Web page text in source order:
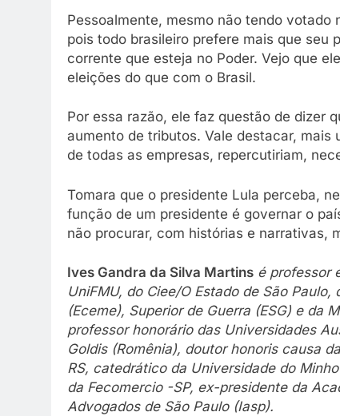
Pessoalmente, mesmo não tendo
pois todo brasileiro prefere mais que seu
corrente que esteja no Poder. Vejo que
eleições do que com o Brasil.
Por essa razão, ele faz questão de dizer
aumento de tributos. Vale destacar,
de todas as empresas, repercutiriam,
Tomara que o presidente Lula perceba,
função de um presidente é governar o
não procurar, com histórias e narrativas,
Ives Gandra da Silva Martins é professor
UniFMU, do Ciee/O Estado de São
(Eceme), Superior de Guerra (ESG) e da
professor honorário das Universidades
Goldis (Romênia), doutor honoris causa
RS, catedrático da Universidade do
da Fecomercio -SP, ex-presidente da
Advogados de São Paulo (Iasp).